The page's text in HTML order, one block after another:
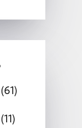
(61)
(11)